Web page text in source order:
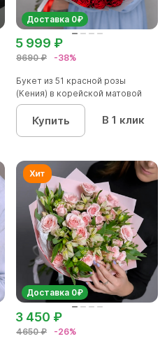
Доставка 0₽
9690 ₽ -38%
5 999 ₽
Букет из 51 красной розы
(Кения) в корейской матовой
уп...
Купить В 1 клик
Доставка 0₽
4650 ₽ -26%
3 450 ₽